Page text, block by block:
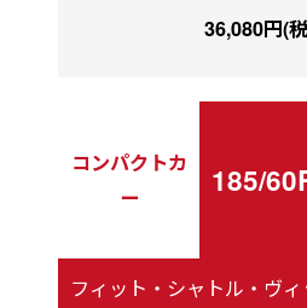
36,080円(
コンパクトカ
ー
185/
フィット・シャトル・ヴ